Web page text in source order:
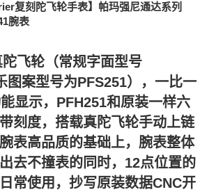
复刻陀飞轮手表】帕玛强尼通达系列
腕表
飞轮（常规字面型号
图案型号为PFS251），一比一
显示，PFH251和原装一样六
刻度，搭载真陀飞轮手动上链
表高品质的基础上，腕表整体
去不撞表的同时，12点位置的
常使用，抄写原装数据CNC开